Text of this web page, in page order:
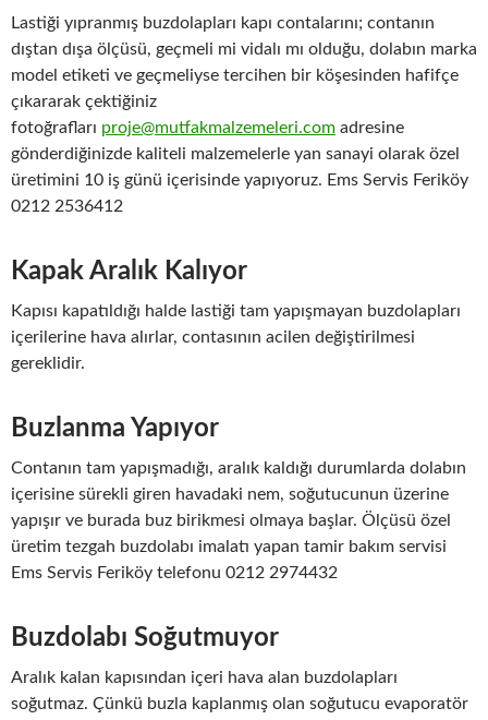
Lastiği yıpranmış buzdolapları kapı contalarını; contanın
dıştan dışa ölçüsü, geçmeli mi vidalı mı olduğu, dolabın marka
model etiketi ve geçmeliyse tercihen bir köşesinden hafifçe
çıkararak çektiğiniz
fotoğrafları proje@mutfakmalzemeleri.com adresine
gönderdiğinizde kaliteli malzemelerle yan sanayi olarak özel
üretimini 10 iş günü içerisinde yapıyoruz. Ems Servis Feriköy
0212 2536412
Kapak Aralık Kalıyor
Kapısı kapatıldığı halde lastiği tam yapışmayan buzdolapları
içerilerine hava alırlar, contasının acilen değiştirilmesi
gereklidir.
Buzlanma Yapıyor
Contanın tam yapışmadığı, aralık kaldığı durumlarda dolabın
içerisine sürekli giren havadaki nem, soğutucunun üzerine
yapışır ve burada buz birikmesi olmaya başlar. Ölçüsü özel
üretim tezgah buzdolabı imalatı yapan tamir bakım servisi
Ems Servis Feriköy telefonu 0212 2974432
Buzdolabı Soğutmuyor
Aralık kalan kapısından içeri hava alan buzdolapları
soğutmaz. Çünkü buzla kaplanmış olan soğutucu evaporatör